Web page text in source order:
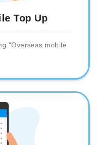
Top Up
"Overseas mobile